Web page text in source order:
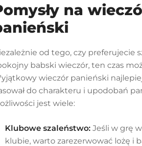
na
od tego, czy preferujecie
babski wieczór, ten czas
wieczór panieński
do charakteru i upodobań
jest wiele:
Klubowe szaleństwo: Jeśli w grę
klubie, warto zarezerwować lożę i